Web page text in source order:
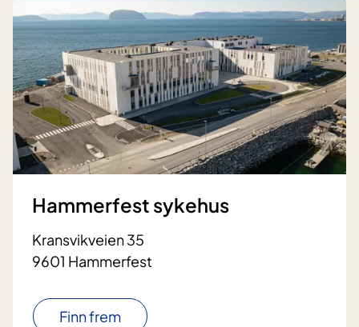
Hammerfest sykehus
Kransvikveien 35
9601 Hammerfest
Finn frem